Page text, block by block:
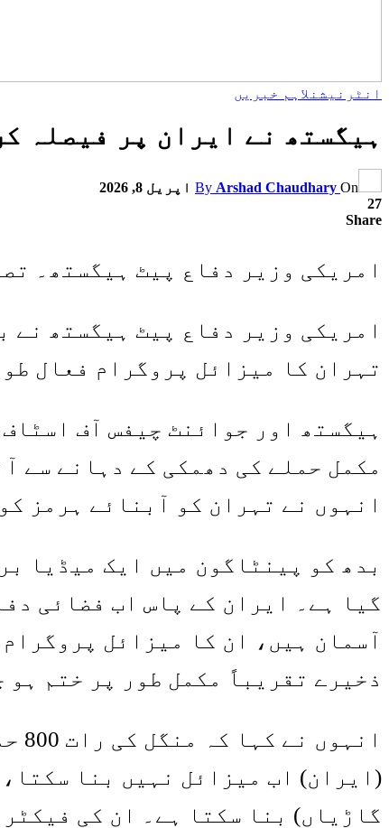
انٹرنیشنل اہم خبریں
ہیگستھ نے ایران پر فیصلہ
By Arshad Chaudhary On
اپریل 8, 2026
27
Share
امریکی وزیر دفاع پیٹ ہیگستھ۔
امریکی وزیر دفاع پیٹ ہیگستھ نے
تہران کا میزائل پروگرام فعال
ہیگستھ اور جوائنٹ چیفس آف
مکمل حملے کی دھمکی کے دہانے سے
انہوں نے تہران کو آبنائے ہرمز
بدھ کو پینٹاگون میں ایک میڈیا
گیا ہے۔ ایران کے پاس اب فضائی
آسمان ہیں، ان کا میزائل
ذخیرے تقریباً مکمل طور پر ختم
گاڑیاں) بنا سکتا ہے۔ ان کی